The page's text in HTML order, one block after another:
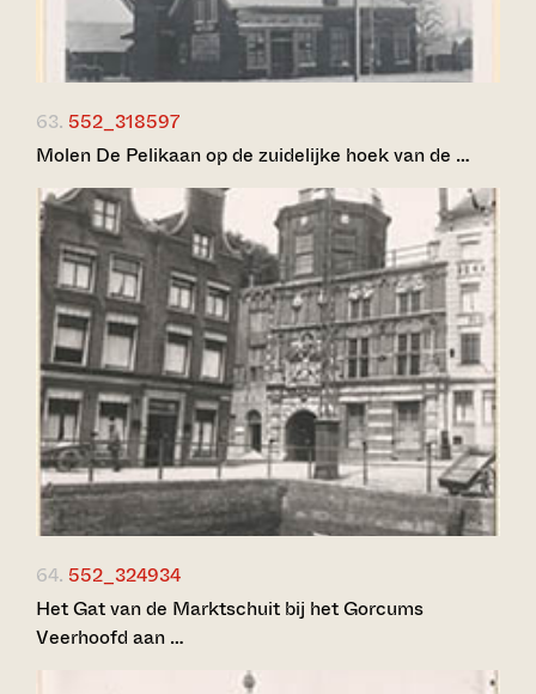
63. 552_318597
Molen De Pelikaan op de zuidelijke hoek van de …
64. 552_324934
Het Gat van de Marktschuit bij het Gorcums
Veerhoofd aan …